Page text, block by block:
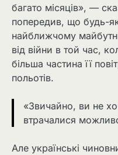
багато місяців», —
попередив, що будь-
найближчому
від війни в той час,
більша частина її
польотів.
«Звичайно, ви не
втрачалися
Але українські